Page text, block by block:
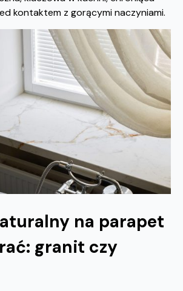
kontaktem z gorącymi naczyniami.
na parapet
granit czy